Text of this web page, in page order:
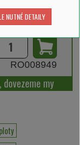
SKLADEM 1 ks
RO008949
dovezeme my
NUTNÉ DETAILY